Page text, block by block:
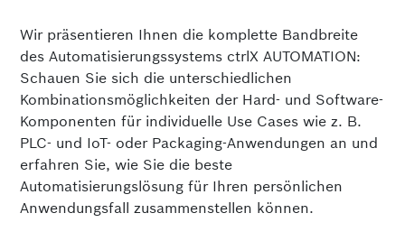
Wir präsentieren Ihnen die komplette Bandbreite
des Automatisierungssystems ctrlX AUTOMATION:
Schauen Sie sich die unterschiedlichen
Kombinationsmöglichkeiten der Hard- und Software-
Komponenten für individuelle Use Cases wie z. B.
PLC- und IoT- oder Packaging-Anwendungen an und
erfahren Sie, wie Sie die beste
Automatisierungslösung für Ihren persönlichen
Anwendungsfall zusammenstellen können.